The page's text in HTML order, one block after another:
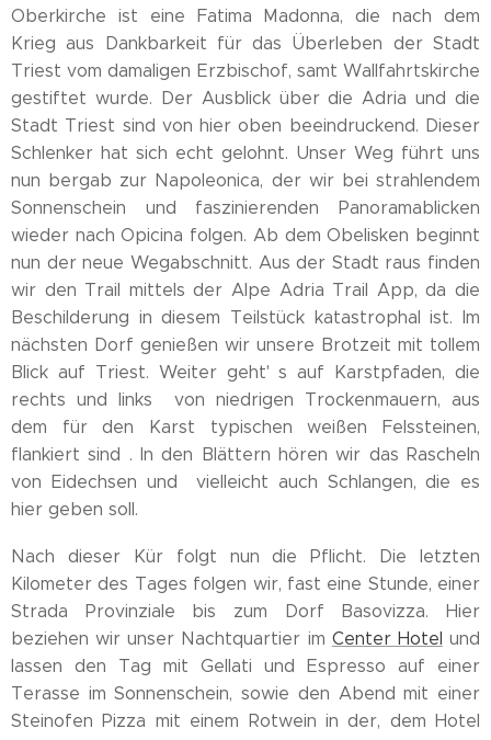
Oberkirche ist eine Fatima Madonna, die nach dem
Krieg aus Dankbarkeit für das Überleben der Stadt
Triest vom damaligen Erzbischof, samt Wallfahrtskirche
gestiftet wurde. Der Ausblick über die Adria und die
Stadt Triest sind von hier oben beeindruckend. Dieser
Schlenker hat sich echt gelohnt. Unser Weg führt uns
nun bergab zur Napoleonica, der wir bei strahlendem
Sonnenschein und faszinierenden Panoramablicken
wieder nach Opicina folgen. Ab dem Obelisken beginnt
nun der neue Wegabschnitt. Aus der Stadt raus finden
wir den Trail mittels der Alpe Adria Trail App, da die
Beschilderung in diesem Teilstück katastrophal ist. Im
nächsten Dorf genießen wir unsere Brotzeit mit tollem
Blick auf Triest. Weiter geht' s auf Karstpfaden, die
rechts und links von niedrigen Trockenmauern, aus
dem für den Karst typischen weißen Felssteinen,
flankiert sind . In den Blättern hören wir das Rascheln
von Eidechsen und vielleicht auch Schlangen, die es
hier geben soll.
Nach dieser Kür folgt nun die Pflicht. Die letzten
Kilometer des Tages folgen wir, fast eine Stunde, einer
Strada Provinziale bis zum Dorf Basovizza. Hier
beziehen wir unser Nachtquartier im Center Hotel und
lassen den Tag mit Gellati und Espresso auf einer
Terasse im Sonnenschein, sowie den Abend mit einer
Steinofen Pizza mit einem Rotwein in der, dem Hotel